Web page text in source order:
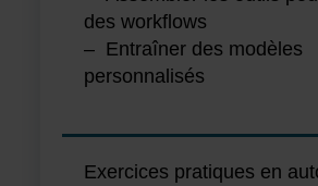
des workflows
– Entraîner des modèles
personnalisés
Exercices pratiques en